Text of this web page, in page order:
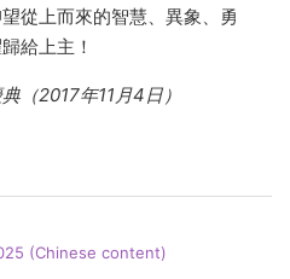
從上而來的智慧、異象、勇
給上主！
（2017年11月4日）
(Chinese content)